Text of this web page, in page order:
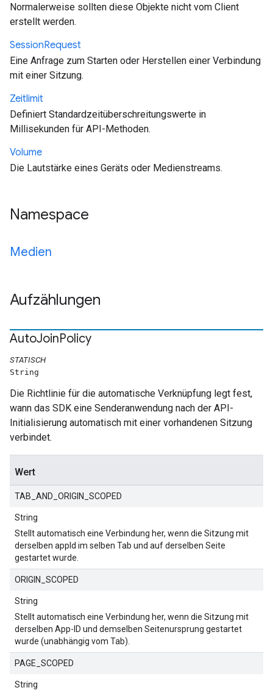
Normalerweise sollten diese Objekte nicht vom Client
erstellt werden.
SessionRequest
Eine Anfrage zum Starten oder Herstellen einer Verbindung
mit einer Sitzung.
Zeitlimit
Definiert Standardzeitüberschreitungswerte in
Millisekunden für API-Methoden.
Volume
Die Lautstärke eines Geräts oder Medienstreams.
Namespace
Medien
Aufzählungen
AutoJoinPolicy
STATISCH
String
Die Richtlinie für die automatische Verknüpfung legt fest,
wann das SDK eine Senderanwendung nach der API-
Initialisierung automatisch mit einer vorhandenen Sitzung
verbindet.
Wert
TAB_AND_ORIGIN_SCOPED
String
Stellt automatisch eine Verbindung her, wenn die Sitzung mit
derselben appId im selben Tab und auf derselben Seite
gestartet wurde.
ORIGIN_SCOPED
String
Stellt automatisch eine Verbindung her, wenn die Sitzung mit
derselben App-ID und demselben Seitenursprung gestartet
wurde (unabhängig vom Tab).
PAGE_SCOPED
String